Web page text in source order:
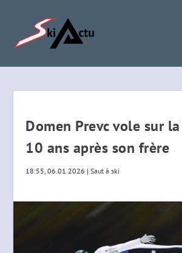
Domen Prevc vole sur
10 ans après son frère
18:55, 06.01.2026 |Saut à ski